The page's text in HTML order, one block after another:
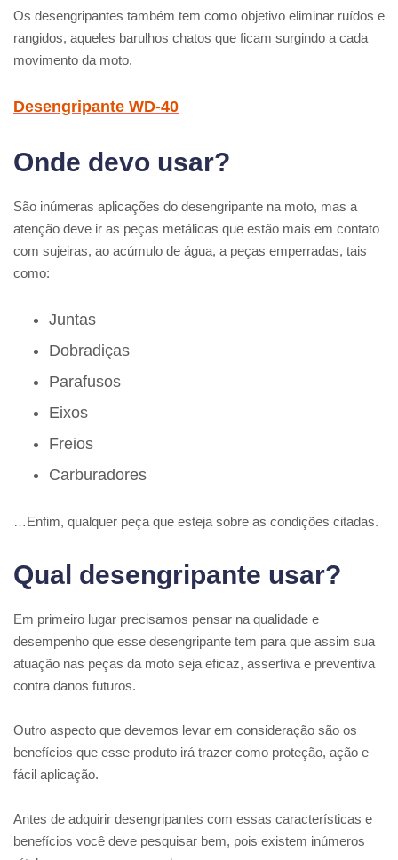
Os desengripantes também tem como objetivo eliminar ruídos e
rangidos, aqueles barulhos chatos que ficam surgindo a cada
movimento da moto.
Desengripante WD-40
Onde devo usar?
São inúmeras aplicações do desengripante na moto, mas a
atenção deve ir as peças metálicas que estão mais em contato
com sujeiras, ao acúmulo de água, a peças emperradas, tais
como:
Juntas
Dobradiças
Parafusos
Eixos
Freios
Carburadores
…Enfim, qualquer peça que esteja sobre as condições citadas.
Qual desengripante usar?
Em primeiro lugar precisamos pensar na qualidade e
desempenho que esse desengripante tem para que assim sua
atuação nas peças da moto seja eficaz, assertiva e preventiva
contra danos futuros.
Outro aspecto que devemos levar em consideração são os
benefícios que esse produto irá trazer como proteção, ação e
fácil aplicação.
Antes de adquirir desengripantes com essas características e
benefícios você deve pesquisar bem, pois existem inúmeros